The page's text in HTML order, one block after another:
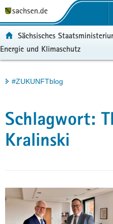
t
a
l
r
g
r
e
u
p
t
a
l
t
e
r
v
Portalübergreifende
Sächsisches
Energie und Klimaschutz
Hauptinhalt
#ZUKUNFTblog
Schlagwort:
Kralinski